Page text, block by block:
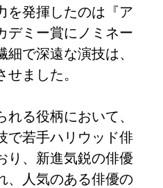
を発揮したのは『ア
デミー賞にノミネー
細で深遠な演技は、
ました。
る役柄において、
で若手ハリウッド俳
り、新進気鋭の俳優
、人気のある俳優の